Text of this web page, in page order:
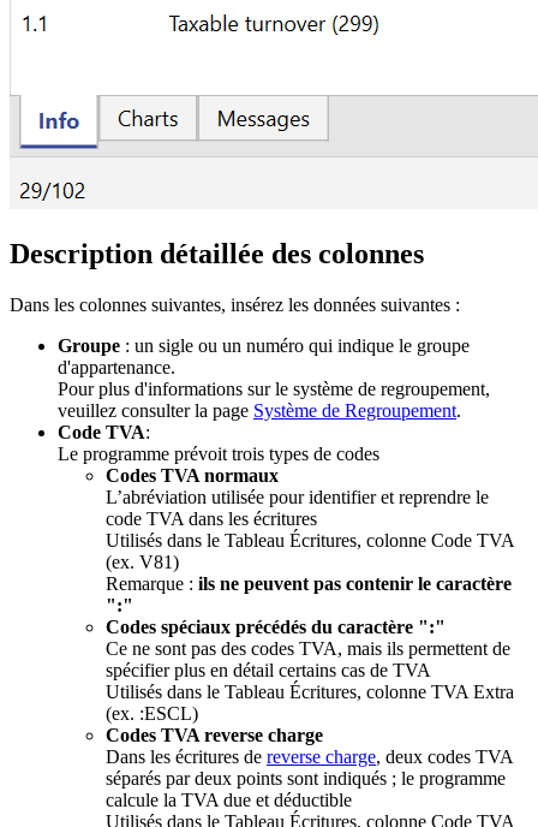
Description détaillée des colonnes
Dans les colonnes suivantes, insérez les données suivantes :
Groupe : un sigle ou un numéro qui indique le groupe
d'appartenance.
Pour plus d'informations sur le système de regroupement,
veuillez consulter la page Système de Regroupement.
Code TVA:
Le programme prévoit trois types de codes
Codes TVA normaux
L’abréviation utilisée pour identifier et reprendre le
code TVA dans les écritures
Utilisés dans le Tableau Écritures, colonne Code TVA
(ex. V81)
Remarque : ils ne peuvent pas contenir le caractère
":"
Codes spéciaux précédés du caractère ":"
Ce ne sont pas des codes TVA, mais ils permettent de
spécifier plus en détail certains cas de TVA
Utilisés dans le Tableau Écritures, colonne TVA Extra
(ex. :ESCL)
Codes TVA reverse charge
Dans les écritures de reverse charge, deux codes TVA
séparés par deux points sont indiqués ; le programme
calcule la TVA due et déductible
Utilisés dans le Tableau Écritures, colonne Code TVA